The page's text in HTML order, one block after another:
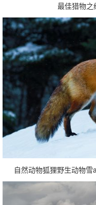
最佳猎物之
自然动物狐狸野生动物